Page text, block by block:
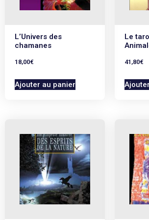
L’Univers des
chamanes
18,00€
Ajouter au panier
Le
41,80€